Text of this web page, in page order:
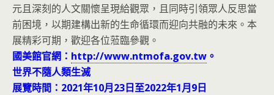
元且深刻的人文關懷呈現給觀眾，且同時引領眾人反思當
前困境，以期建構出新的生命循環而迎向共融的未來。本
展精彩可期，歡迎各位蒞臨參觀。
國美館官網： http://www.ntmofa.gov.tw 。
世界不隨人類生滅
展覽時間：2021年10月23日至2022年1月9日